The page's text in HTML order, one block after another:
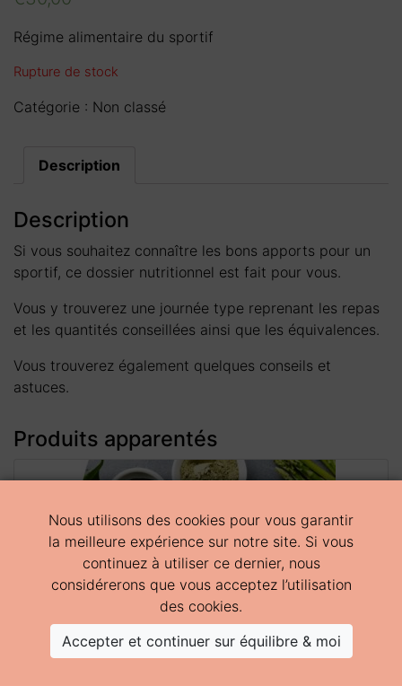
Régime alimentaire du sportif
Rupture de stock
Catégorie : Non classé
Description
Description
Si vous souhaitez connaître les bons apports pour un
sportif, ce dossier nutritionnel est fait pour vous.
Vous y trouverez une journée type reprenant les repas
et les quantités conseillées ainsi que les équivalences.
Vous trouverez également quelques conseils et
astuces.
Produits apparentés
Nous utilisons des cookies pour vous garantir
la meilleure expérience sur notre site. Si vous
continuez à utiliser ce dernier, nous
considérerons que vous acceptez l’utilisation
des cookies.
Accepter et continuer sur équilibre & moi